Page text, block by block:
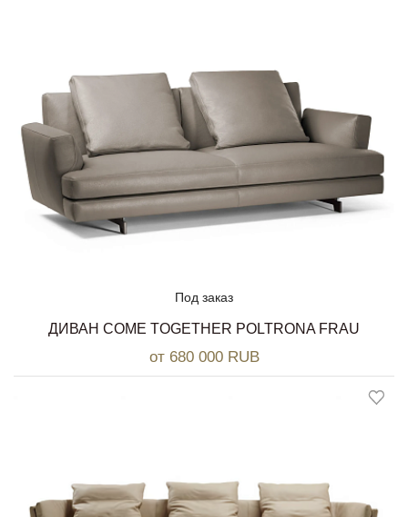
Под заказ
ДИВАН COME TOGETHER POLTRONA FRAU
от 680 000 RUB